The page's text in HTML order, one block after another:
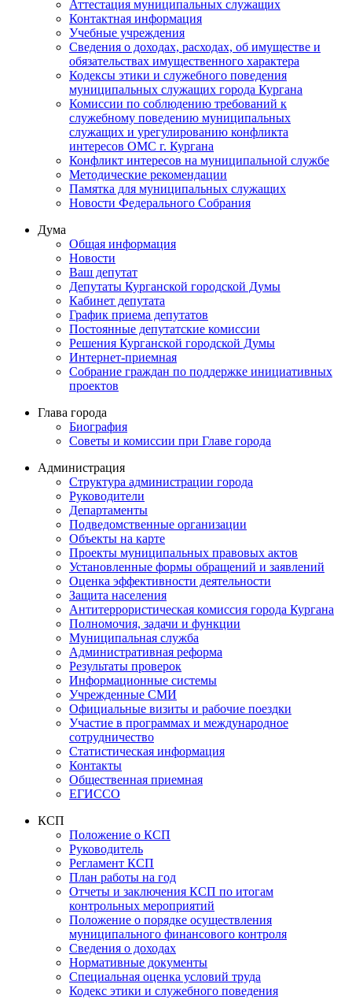
Аттестация муниципальных служащих
Контактная информация
Учебные учреждения
Сведения о доходах, расходах, об имуществе и
обязательствах имущественного характера
Кодексы этики и служебного поведения
муниципальных служащих города Кургана
Комиссии по соблюдению требований к
служебному поведению муниципальных
служащих и урегулированию конфликта
интересов ОМС г. Кургана
Конфликт интересов на муниципальной службе
Методические рекомендации
Памятка для муниципальных служащих
Новости Федерального Cобрания
Дума
Общая информация
Новости
Ваш депутат
Депутаты Курганской городской Думы
Кабинет депутата
График приема депутатов
Постоянные депутатские комиссии
Решения Курганской городской Думы
Интернет-приемная
Собрание граждан по поддержке инициативных
проектов
Глава города
Биография
Советы и комиссии при Главе города
Администрация
Структура администрации города
Руководители
Департаменты
Подведомственные организации
Объекты на карте
Проекты муниципальных правовых актов
Установленные формы обращений и заявлений
Оценка эффективности деятельности
Защита населения
Антитеррористическая комиссия города Кургана
Полномочия, задачи и функции
Муниципальная служба
Административная реформа
Результаты проверок
Информационные системы
Учрежденные СМИ
Официальные визиты и рабочие поездки
Участие в программах и международное
сотрудничество
Статистическая информация
Контакты
Общественная приемная
ЕГИССО
КСП
Положение о КСП
Руководитель
Регламент КСП
План работы на год
Отчеты и заключения КСП по итогам
контрольных мероприятий
Положение о порядке осуществления
муниципального финансового контроля
Сведения о доходах
Нормативные документы
Специальная оценка условий труда
Кодекс этики и служебного поведения